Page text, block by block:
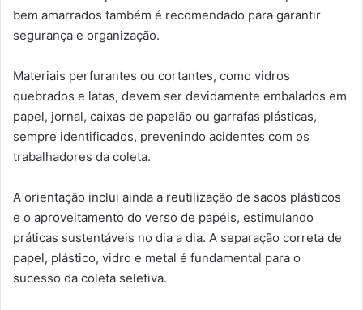
bem amarrados também é recomendado para garantir
segurança e organização.
Materiais perfurantes ou cortantes, como vidros
quebrados e latas, devem ser devidamente embalados em
papel, jornal, caixas de papelão ou garrafas plásticas,
sempre identificados, prevenindo acidentes com os
trabalhadores da coleta.
A orientação inclui ainda a reutilização de sacos plásticos
e o aproveitamento do verso de papéis, estimulando
práticas sustentáveis no dia a dia. A separação correta de
papel, plástico, vidro e metal é fundamental para o
sucesso da coleta seletiva.